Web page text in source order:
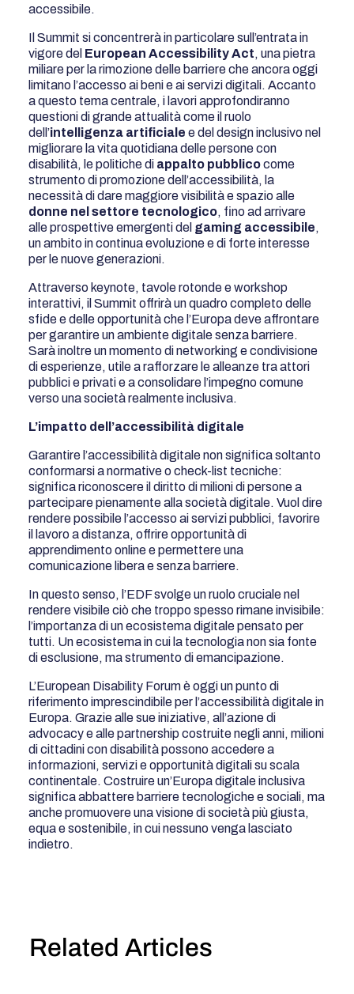
accessibile.
Il Summit si concentrerà in particolare sull’entrata in
vigore del European Accessibility Act, una pietra
miliare per la rimozione delle barriere che ancora oggi
limitano l’accesso ai beni e ai servizi digitali. Accanto
a questo tema centrale, i lavori approfondiranno
questioni di grande attualità come il ruolo
dell’intelligenza artificiale e del design inclusivo nel
migliorare la vita quotidiana delle persone con
disabilità, le politiche di appalto pubblicocome
strumento di promozione dell’accessibilità, la
necessità di dare maggiore visibilità e spazio alle
donne nel settore tecnologico, fino ad arrivare
alle prospettive emergenti del gaming accessibile,
un ambito in continua evoluzione e di forte interesse
per le nuove generazioni.
Attraverso keynote, tavole rotonde e workshop
interattivi, il Summit offrirà un quadro completo delle
sfide e delle opportunità che l’Europa deve affrontare
per garantire un ambiente digitale senza barriere.
Sarà inoltre un momento di networking e condivisione
di esperienze, utile a rafforzare le alleanze tra attori
pubblici e privati e a consolidare l’impegno comune
verso una società realmente inclusiva.
L’impatto dell’accessibilità digitale
Garantire l’accessibilità digitale non significa soltanto
conformarsi a normative o check-list tecniche:
significa riconoscere il diritto di milioni di persone a
partecipare pienamente alla società digitale. Vuol dire
rendere possibile l’accesso ai servizi pubblici, favorire
il lavoro a distanza, offrire opportunità di
apprendimento online e permettere una
comunicazione libera e senza barriere.
In questo senso, l’EDF svolge un ruolo cruciale nel
rendere visibile ciò che troppo spesso rimane invisibile:
l’importanza di un ecosistema digitale pensato per
tutti. Un ecosistema in cui la tecnologia non sia fonte
di esclusione, ma strumento di emancipazione.
L’European Disability Forum è oggi un punto di
riferimento imprescindibile per l’accessibilità digitale in
Europa. Grazie alle sue iniziative, all’azione di
advocacy e alle partnership costruite negli anni, milioni
di cittadini con disabilità possono accedere a
informazioni, servizi e opportunità digitali su scala
continentale. Costruire un’Europa digitale inclusiva
significa abbattere barriere tecnologiche e sociali, ma
anche promuovere una visione di società più giusta,
equa e sostenibile, in cui nessuno venga lasciato
indietro.
Related Articles